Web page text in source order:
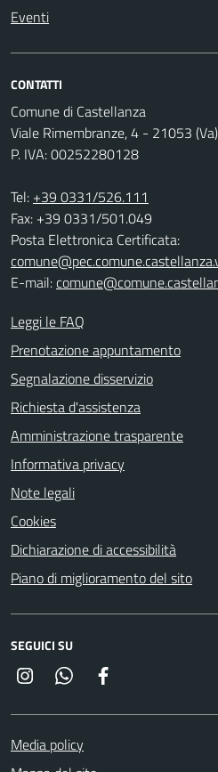
Eventi
CONTATTI
Comune di Castellanza
Viale Rimembranze, 4 - 21053 (Va)
P. IVA: 00252280128
Tel: +39 0331/526.111
Fax: +39 0331/501.049
Posta Elettronica Certificata:
E-mail:
Leggi le FAQ
Prenotazione appuntamento
Segnalazione disservizio
Richiesta d'assistenza
Amministrazione trasparente
Informativa privacy
Note legali
Cookies
Dichiarazione di accessibilità
Piano di miglioramento del sito
SEGUICI SU
InstagramWhatsapp
Media policy